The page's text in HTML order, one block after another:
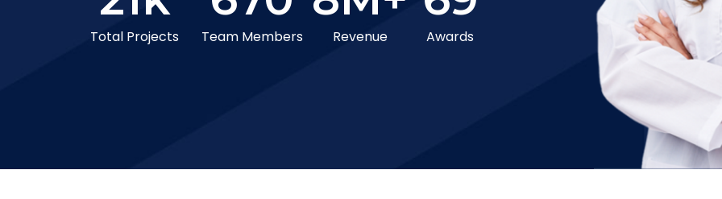
Total Projects Team Members Revenue Awards